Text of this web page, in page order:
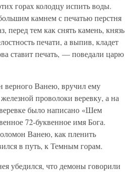
горах колодцу испить воды.
камнем с печатью перстня
перед тем как снять камень, князь
печати, а выпив, кладет
ставит печать, — поведали царю
верного Ванею, вручил ему
проволоки веревку, а на
было написано «Шем
72-буквенное имя Бога.
Ванею, как пленить
в путь, к Темным горам.
убедился, что демоны говорили